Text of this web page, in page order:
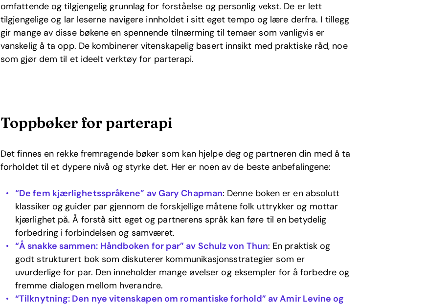
omfattende og tilgjengelig grunnlag for forståelse og personlig vekst. De er lett
tilgjengelige og lar leserne navigere innholdet i sitt eget tempo og lære derfra. I tillegg
gir mange av disse bøkene en spennende tilnærming til temaer som vanligvis er
vanskelig å ta opp. De kombinerer vitenskapelig basert innsikt med praktiske råd, noe
som gjør dem til et ideelt verktøy for parterapi.
Toppbøker for parterapi
Det finnes en rekke fremragende bøker som kan hjelpe deg og partneren din med å ta
forholdet til et dypere nivå og styrke det. Her er noen av de beste anbefalingene:
“De fem kjærlighetsspråkene” av Gary Chapman: Denne boken er en absolutt
klassiker og guider par gjennom de forskjellige måtene folk uttrykker og mottar
kjærlighet på. Å forstå sitt eget og partnerens språk kan føre til en betydelig
forbedring i forbindelsen og samværet.
“Å snakke sammen: Håndboken for par” av Schulz von Thun: En praktisk og
godt strukturert bok som diskuterer kommunikasjonsstrategier som er
uvurderlige for par. Den inneholder mange øvelser og eksempler for å forbedre og
fremme dialogen mellom hverandre.
“Tilknytning: Den nye vitenskapen om romantiske forhold” av Amir Levine og